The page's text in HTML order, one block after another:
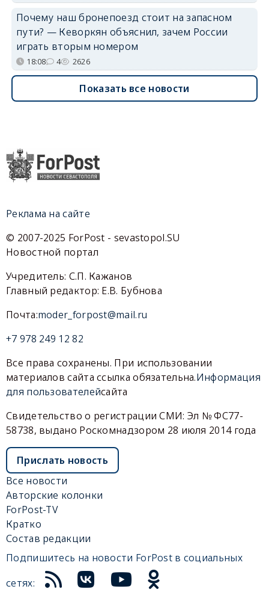
Почему наш бронепоезд стоит на запасном
пути? — Кеворкян объяснил, зачем России
играть вторым номером
18:08 4 2626
Показать все новости
Реклама на сайте
© 2007-2025 ForPost - sevastopol.SU
Новостной портал
Учредитель: С.П. Кажанов
Главный редактор: Е.В. Бубнова
Почта:moder_forpost@mail.ru
+7 978 249 12 82
Все права сохранены. При использовании
материалов сайта ссылка обязательна.Информация
для пользователейсайта
Свидетельство о регистрации СМИ: Эл № ФС77-
58738, выдано Роскомнадзором 28 июля 2014 года
Прислать новость
Все новости
Авторские колонки
ForPost-TV
Кратко
Состав редакции
Подпишитесь на новости ForPost в социальных
сетях: